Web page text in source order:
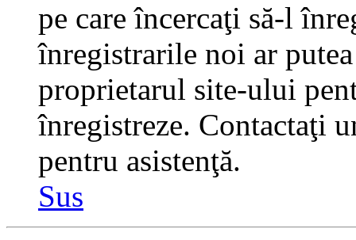
pe care încercaţi să-l
înregistrarile noi ar
proprietarul site-ului
înregistreze. Contactaţi
pentru asistenţă.
Sus